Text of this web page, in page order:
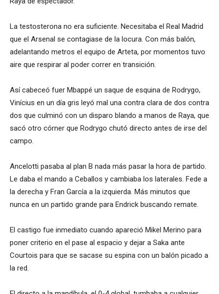
La testosterona no era suficiente. Necesitaba el Real Madrid
que el Arsenal se contagiase de la locura. Con más balón,
adelantando metros el equipo de Arteta, por momentos tuvo
aire que respirar al poder correr en transición.
Así cabeceó fuer Mbappé un saque de esquina de Rodrygo,
Vinícius en un día gris leyó mal una contra clara de dos contra
dos que culminó con un disparo blando a manos de Raya, que
sacó otro córner que Rodrygo chutó directo antes de irse del
campo.
Ancelotti pasaba al plan B nada más pasar la hora de partido.
Le daba el mando a Ceballos y cambiaba los laterales. Fede a
la derecha y Fran García a la izquierda. Más minutos que
nunca en un partido grande para Endrick buscando remate.
El castigo fue inmediato cuando apareció Mikel Merino para
poner criterio en el pase al espacio y dejar a Saka ante
Courtois para que se sacase su espina con un balón picado a
la red.